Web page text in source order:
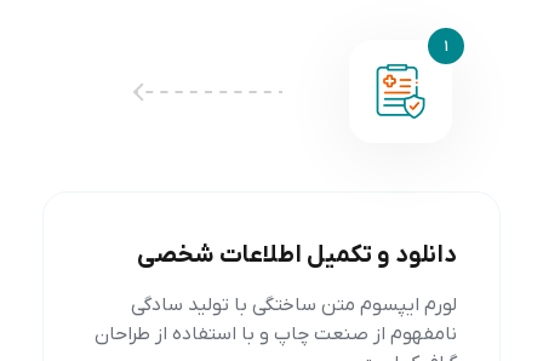
1
دانلود و تکمیل اطلاعات شخصی
لورم ایپسوم متن ساختگی با تولید سادگی
نامفهوم از صنعت چاپ و با استفاده از طراحان